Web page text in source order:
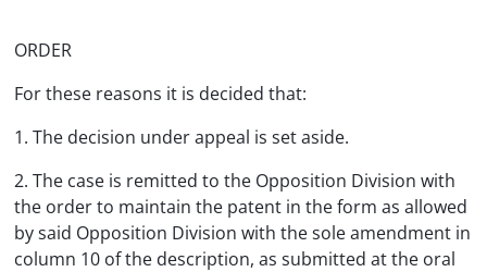
ORDER
For these reasons it is decided that:
1. The decision under appeal is set aside.
2. The case is remitted to the Opposition Division with
the order to maintain the patent in the form as allowed
by said Opposition Division with the sole amendment in
column 10 of the description, as submitted at the oral